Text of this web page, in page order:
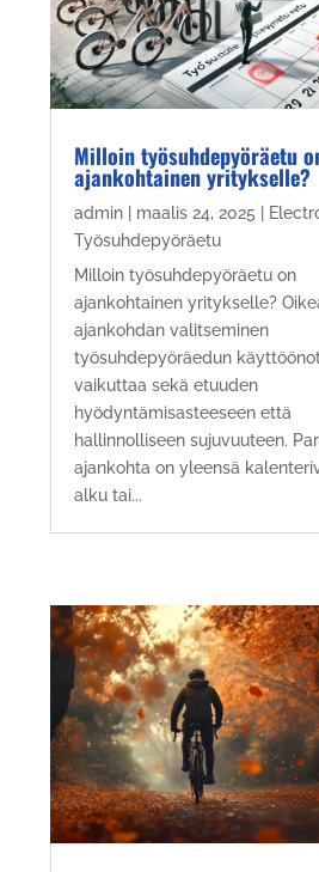
Milloin työsuhdepyöräetu
ajankohtainen yritykselle?
admin| maalis 24, 2025
Työsuhdepyöräetu
Milloin työsuhdepyöräetu on
ajankohtainen yritykselle?
ajankohdan valitseminen
työsuhdepyöräedun
vaikuttaa sekä etuuden
hyödyntämisasteeseen että
hallinnolliseen sujuvuuteen.
ajankohta on yleensä
alku tai...